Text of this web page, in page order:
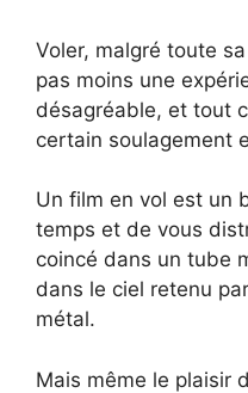
Voler, malgré toute
pas moins une
désagréable, et tout
certain soulagement
Un film en vol est un
temps et de vous
coincé dans un tube
dans le ciel retenu
métal.
Mais même le plaisir